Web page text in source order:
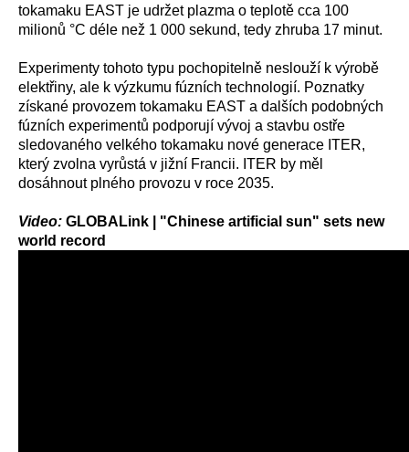
tokamaku EAST je udržet plazma o teplotě cca 100
milionů °C déle než 1 000 sekund, tedy zhruba 17 minut.
Experimenty tohoto typu pochopitelně neslouží k výrobě
elektřiny, ale k výzkumu fúzních technologií. Poznatky
získané provozem tokamaku EAST a dalších podobných
fúzních experimentů podporují vývoj a stavbu ostře
sledovaného velkého tokamaku nové generace ITER,
který zvolna vyrůstá v jižní Francii. ITER by měl
dosáhnout plného provozu v roce 2035.
Video: GLOBALink | "Chinese artificial sun" sets new
world record